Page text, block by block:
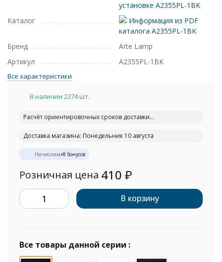
установке A2355PL-1BK
Каталог
Информация из PDF
каталога A2355PL-1BK
Бренд
Arte Lamp
Артикул
A2355PL-1BK
Все характеристики
В наличии 2374 шт.
Расчёт ориентировочных сроков доставки...
Доставка магазина: Понедельник 10 августа
Начислим+8 бонусов
Розничная цена 410 ₽
В корзину
Все товары данной серии :